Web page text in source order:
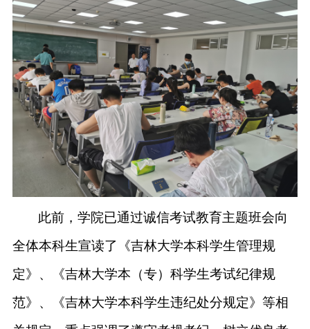
此前，学院已通过诚信考试教育主题班会向
全体本科生宣读了
《吉林大学本科学生管理规
定》、《吉林大学本（专）科学生考试纪律规
范》、《吉林大学本科学生违纪处分规定》等相